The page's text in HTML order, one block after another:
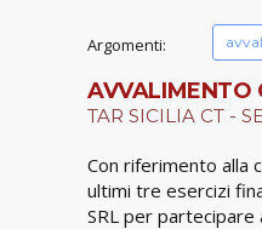
Argomenti:
AVVALIMENTO
TAR SICILIA CT -
Con riferimento alla
ultimi tre esercizi
SRL per partecipare